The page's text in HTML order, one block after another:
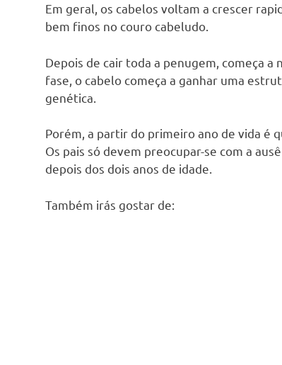
Em geral, os cabelos voltam a crescer
bem finos no couro cabeludo.
Depois de cair toda a penugem, começa
fase, o cabelo começa a ganhar uma
genética.
Porém, a partir do primeiro ano de vida é
Os pais só devem preocupar-se com a
depois dos dois anos de idade.
Também irás gostar de: